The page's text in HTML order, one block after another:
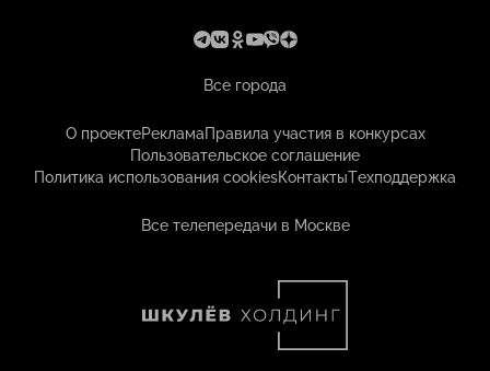
Все города
О проектеРекламаПравила участия в конкурсах
Пользовательское соглашение
Политика использования cookiesКонтактыТехподдержка
Все телепередачи в Москве